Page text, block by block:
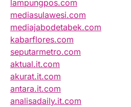
lampungpos.com
mediasulawesi.com
mediajabodetabek.com
kabarflores.com
seputarmetro.com
aktual.it.com
akurat.it.com
antara.it.com
analisadaily.it.com